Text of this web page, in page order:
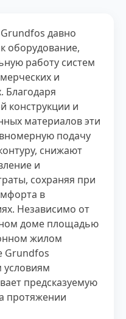
давно
оборудование,
работу систем
и
конструкции и
материалов эти
подачу
снижают
и
сохраняя при
в
Независимо от
доме площадью
жилом
Grundfos
условиям
предсказуемую
протяжении